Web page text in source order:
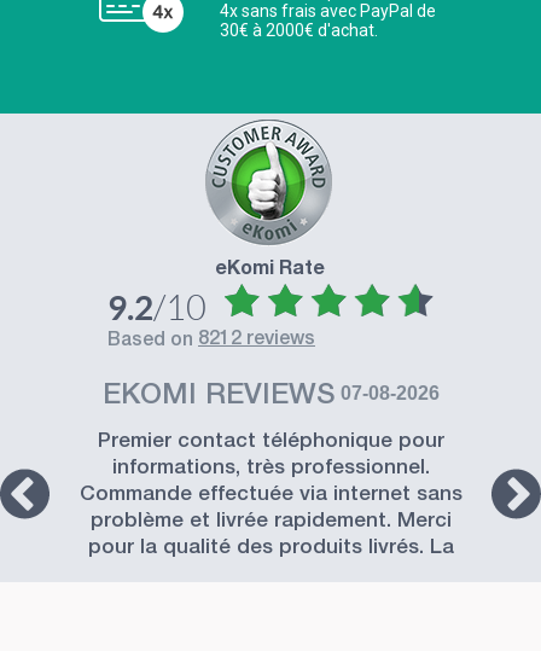
4x sans frais avec PayPal de
30€ à 2000€ d'achat.
eKomi Rate
9.2/10
based on 8212 reviews
EKOMI REVIEWS 07-08-2026
Premier contact téléphonique pour
informations, très professionnel.
Commande effectuée via internet sans
problème et livrée rapidement. Merci
pour la qualité des produits livrés. La